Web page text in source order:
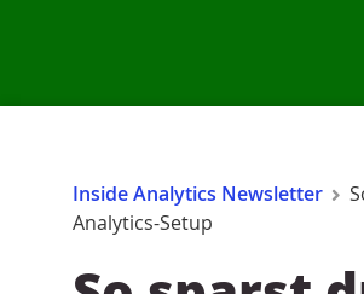
Inside Analytics Newsletter
Analytics-Setup